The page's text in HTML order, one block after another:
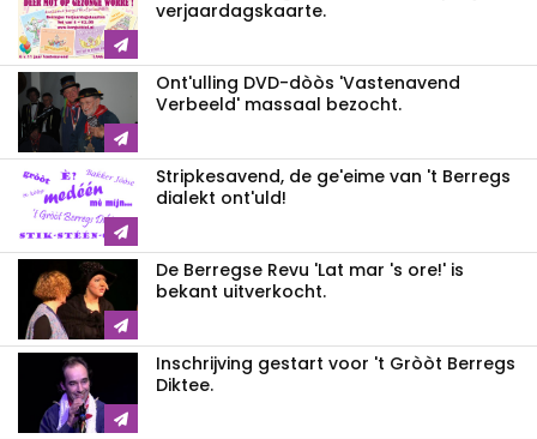
verjaardagskaarte.
Ont'ulling DVD-dòòs 'Vastenavend
Verbeeld' massaal bezocht.
Stripkesavend, de ge'eime van 't Berregs
dialekt ont'uld!
De Berregse Revu 'Lat mar 's ore!' is
bekant uitverkocht.
Inschrijving gestart voor 't Gròòt Berregs
Diktee.